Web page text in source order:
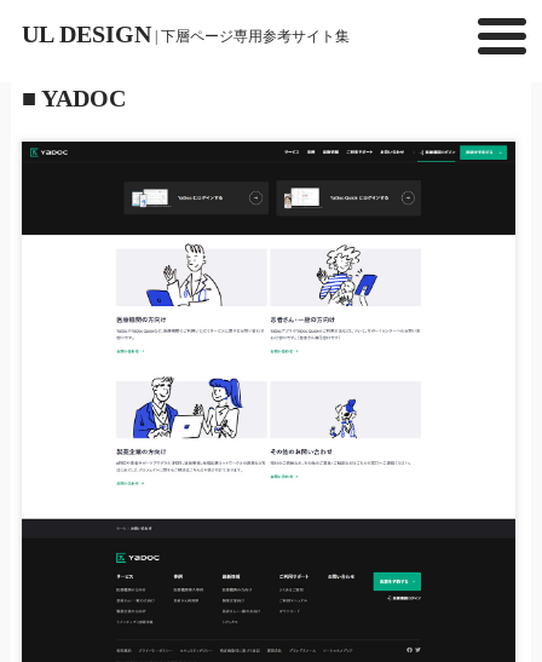
UL DESIGN | 下層ページ専用参考サイト集
■ YADOC